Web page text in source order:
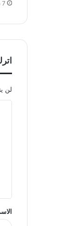
7 سبتمبر، 2025
لن
ق
*